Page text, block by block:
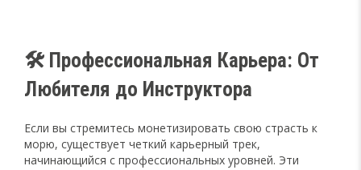
🛠️ Профессиональная Карьера: От
Любителя до Инструктора
Если вы стремитесь монетизировать свою страсть к
морю, существует четкий карьерный трек,
начинающийся с профессиональных уровней. Эти